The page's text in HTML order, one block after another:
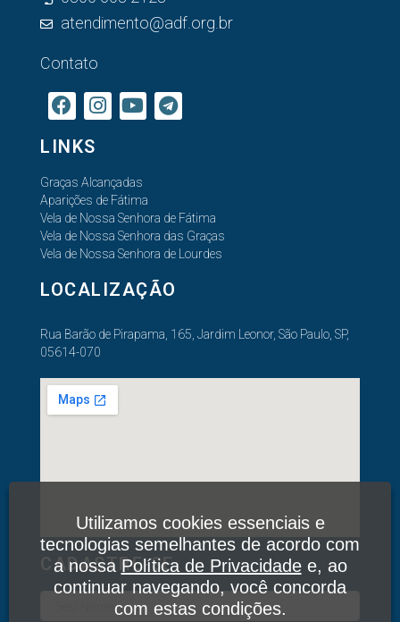
atendimento@adf.org.br
Contato
LINKS
Graças Alcançadas
Aparições de Fátima
Vela de Nossa Senhora de Fátima
Vela de Nossa Senhora das Graças
Vela de Nossa Senhora de Lourdes
LOCALIZAÇÃO
Rua Barão de Pirapama, 165, Jardim Leonor, São Paulo, SP,
05614-070
CADASTRE-SE
Utilizamos cookies essenciais e
tecnologias semelhantes de acordo com
a nossaPolítica de Privacidadee, ao
continuar navegando, você concorda
com estas condições.